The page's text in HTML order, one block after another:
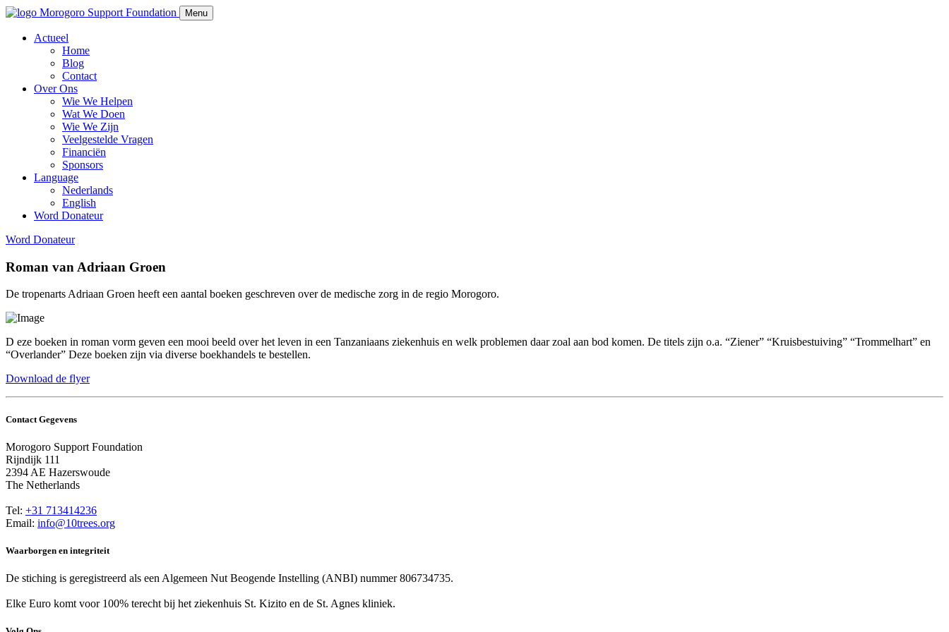
Morogoro Support Foundation Menu
Actueel
Home
Blog
Contact
Over Ons
Wie We Helpen
Wat We Doen
Wie We Zijn
Veelgestelde Vragen
Financiën
Sponsors
Language
Nederlands
English
Word Donateur
Word Donateur
Roman van Adriaan Groen
De tropenarts Adriaan Groen heeft een aantal boeken geschreven over de medische zorg in de regio Morogoro.
D eze boeken in roman vorm geven een mooi beeld over het leven in een Tanzaniaans ziekenhuis en welk problemen daar zoal aan bod komen. De titels zijn o.a. “Ziener” “Kruisbestuiving” “Trommelhart” en
“Overlander” Deze boeken zijn via diverse boekhandels te bestellen.
Download de flyer
Contact Gegevens
Morogoro Support Foundation
Rijndijk 111
2394 AE Hazerswoude
The Netherlands
Tel: +31 713414236
Email: info@10trees.org
Waarborgen en integriteit
De stiching is geregistreerd als een Algemeen Nut Beogende Instelling (ANBI) nummer 806734735.
Elke Euro komt voor 100% terecht bij het ziekenhuis St. Kizito en de St. Agnes kliniek.